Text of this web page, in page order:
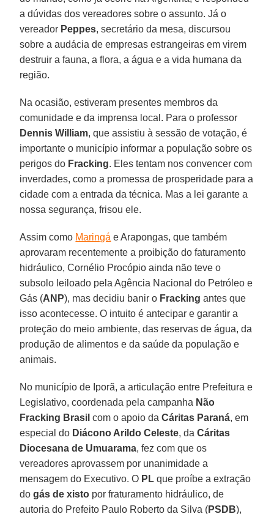
a dúvidas dos vereadores sobre o assunto. Já o
vereador Peppes, secretário da mesa, discursou
sobre a audácia de empresas estrangeiras em virem
destruir a fauna, a flora, a água e a vida humana da
região.
Na ocasião, estiveram presentes membros da
comunidade e da imprensa local. Para o professor
Dennis William, que assistiu à sessão de votação, é
importante o município informar a população sobre os
perigos do Fracking. Eles tentam nos convencer com
inverdades, como a promessa de prosperidade para a
cidade com a entrada da técnica. Mas a lei garante a
nossa segurança, frisou ele.
Assim como Maringá e Arapongas, que também
aprovaram recentemente a proibição do faturamento
hidráulico, Cornélio Procópio ainda não teve o
subsolo leiloado pela Agência Nacional do Petróleo e
Gás (ANP), mas decidiu banir o Fracking antes que
isso acontecesse. O intuito é antecipar e garantir a
proteção do meio ambiente, das reservas de água, da
produção de alimentos e da saúde da população e
animais.
No município de Iporã, a articulação entre Prefeitura e
Legislativo, coordenada pela campanha Não
Fracking Brasil com o apoio daCáritas Paraná, em
especial do Diácono Arildo Celeste, daCáritas
Diocesana de Umuarama, fez com que os
vereadores aprovassem por unanimidade a
mensagem do Executivo. O PL que proíbe a extração
dogás de xisto por fraturamento hidráulico, de
autoria do Prefeito Paulo Roberto da Silva (PSDB),